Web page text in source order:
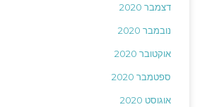
דצמבר 2020
נובמבר 2020
אוקטובר 2020
ספטמבר 2020
אוגוסט 2020